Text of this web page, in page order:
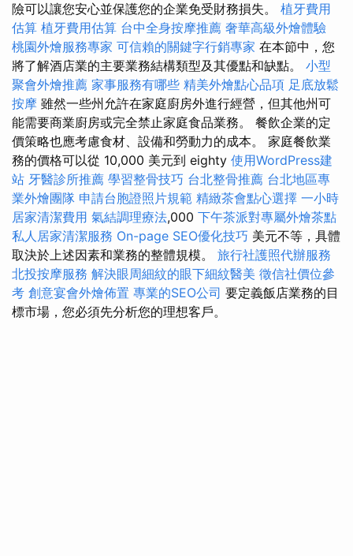
險可以讓您安心並保護您的企業免受財務損失。 植牙費用
估算 植牙費用估算 台中全身按摩推薦 奢華高級外燴體驗
桃園外燴服務專家 可信賴的關鍵字行銷專家 在本節中，您
將了解酒店業的主要業務結構類型及其優點和缺點。 小型
聚會外燴推薦 家事服務有哪些 精美外燴點心品項 足底放鬆
按摩 雖然一些州允許在家庭廚房外進行經營，但其他州可
能需要商業廚房或完全禁止家庭食品業務。 餐飲企業的定
價策略也應考慮食材、設備和勞動力的成本。 家庭餐飲業
務的價格可以從 10,000 美元到 eighty 使用WordPress建
站 牙醫診所推薦 學習整骨技巧 台北整骨推薦 台北地區專
業外燴團隊 申請台胞證照片規範 精緻茶會點心選擇 一小時
居家清潔費用 氣結調理療法,000 下午茶派對專屬外燴茶點
私人居家清潔服務 On-page SEO優化技巧 美元不等，具體
取決於上述因素和業務的整體規模。 旅行社護照代辦服務
北投按摩服務 解決眼周細紋的眼下細紋醫美 徵信社價位參
考 創意宴會外燴佈置 專業的SEO公司 要定義飯店業務的目
標市場，您必須先分析您的理想客戶。